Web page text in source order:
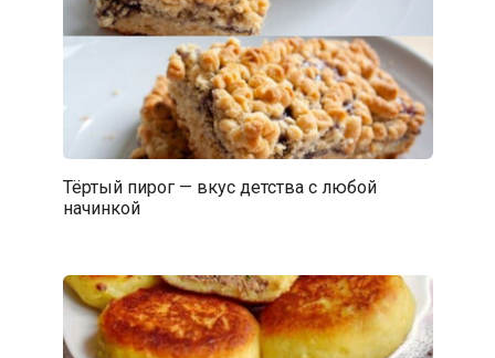
Тёртый пирог — вкус детства с любой
начинкой